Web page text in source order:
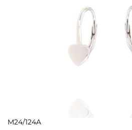
M24/124A